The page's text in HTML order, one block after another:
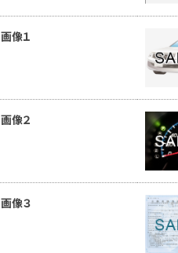
画像１
画像２
画像３